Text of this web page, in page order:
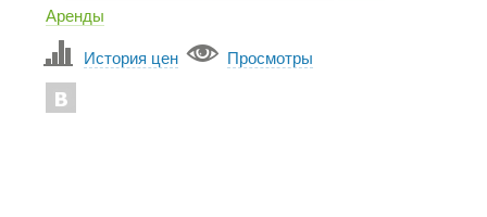
Аренды
История цен Просмотры